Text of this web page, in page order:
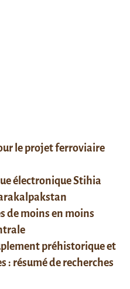
le projet ferroviaire
électronique Stihia
de moins en moins
préhistorique et
: résumé de recherches